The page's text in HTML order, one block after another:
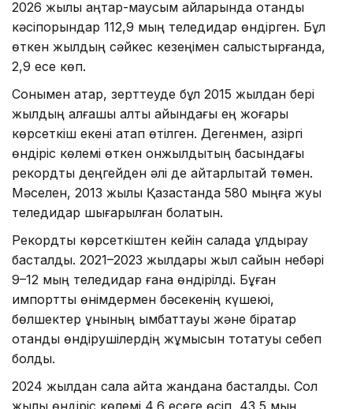
2026 жылы қаңтар-маусым айларында отандық
кәсіпорындар 112,9 мың теледидар өндірген. Бұл
өткен жылдың сәйкес кезеңімен салыстырғанда,
2,9 есе көп.
Сонымен қатар, зерттеуде бұл 2015 жылдан бері
жылдың алғашқы алты айындағы ең жоғары
көрсеткіш екені атап өтілген. Дегенмен, қазіргі
өндіріс көлемі өткен онжылдықтың басындағы
рекордтық деңгейден әлі де айтарлықтай төмен.
Мәселен, 2013 жылы Қазақстанда 580 мыңға жуық
теледидар шығарылған болатын.
Рекордтық көрсеткіштен кейін салада құлдырау
басталды. 2021–2023 жылдары жыл сайын небәрі
9–12 мың теледидар ғана өндірілді. Бұған
импорттық өнімдермен бәсекенің күшеюі,
бөлшектер құнының қымбаттауы және бірқатар
отандық өндірушілердің жұмысын тоқтатуы себеп
болды.
2024 жылдан сала қайта жандана басталды. Сол